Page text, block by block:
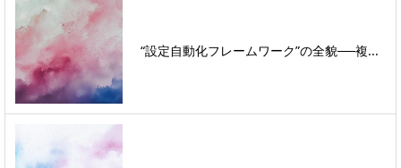
“設定自動化フレームワーク”の全貌──複...